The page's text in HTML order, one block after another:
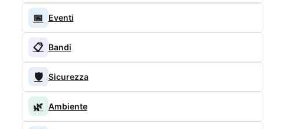
📅 Eventi
📋 Bandi
🛡️ Sicurezza
🌿 Ambiente